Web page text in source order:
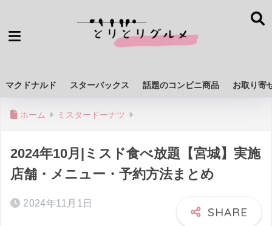
マクドナルド スターバックス 話題のコンビニ商品 お取り寄
ホーム ミスタードーナツ
2024年10月|ミスド食べ放題【宮城】実施
店舗・メニュー・予約方法まとめ
2024年11月1日